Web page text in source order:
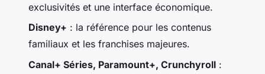
exclusivités et une interface économique.
Disney+ : la référence pour les contenus
familiaux et les franchises majeures.
Canal+ Séries, Paramount+, Crunchyroll :